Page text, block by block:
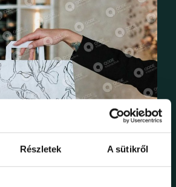
Részletek A sütikről